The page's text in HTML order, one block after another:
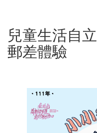
兒童生活自
郵差體驗